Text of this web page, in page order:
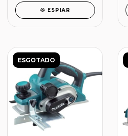
ESPIAR
ESGOTADO